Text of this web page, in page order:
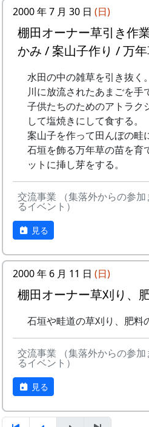
京都府立大学文学部
菱田哲朗
京都府立大学大学院
内愛弓
参加申込みについて
参加費 : 無料
申込み期日 : 2024年6月8
申込み・問い合せ先 : 那
多可町中区東山 539-
TEL 0795-32-0685
mail :
休館日 : 月・火（但
講師の「石積み学校」金子さ
り、要点は3つ。
積み石の後ろに「ぐり」
下の2つの石と接するよう
開催日
2023年12月3日（日） 10:00
内容
⽯積みの保全に取り組む「
⾦⼦⽒にお越しいただき⽯積
ョップを通じて、その価値や
す。
タイムテーブル
説明
10:00 ～ 13:30 休憩
出しを予定）
13:30 ～ 石積み実技
主催
STUDIO MOMEN 村田裕
建築 : OKK / 大西貴之建
後援 : 岩座神棚田保全推
参加について
2000 年 7 月 30 日 (日)
棚田オーナー草引き作
かみ / 案山子作り / 万
水田の中の雑草を引き抜く。
川に放流されたあまごを手
子供たちのためのアトラク
して塩焼きにして食する。
案山子を作って田んぼの畦
石垣を飾る万年草の苗を育
ットに挿し芽をする。
交流事業 （集落外からの参
るイベント）
見る
2000 年 6 月 11 日 (日)
棚田オーナー草刈り、
石垣や畦道の草刈り、肥料
交流事業 （集落外からの参
るイベント）
見る